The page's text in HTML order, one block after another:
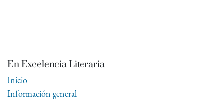
En Excelencia Literaria
Inicio
Información general